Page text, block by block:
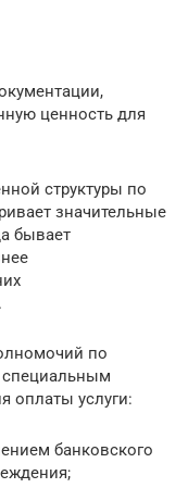
ценность для
структуры по
значительные
бывает
по
специальным
оплаты услуги:
банковского